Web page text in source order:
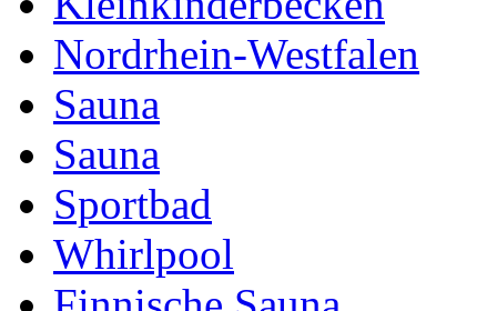
Nordrhein-Westfalen
Sauna
Sauna
Sportbad
Whirlpool